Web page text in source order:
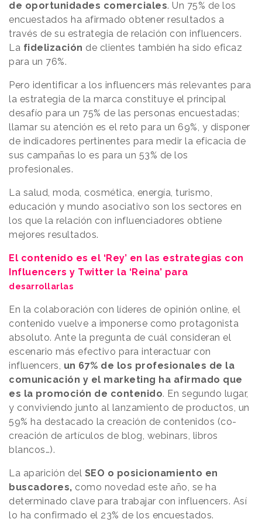
de oportunidades comerciales. Un 75% de los
encuestados ha afirmado obtener resultados a
través de su estrategia de relación con influencers.
La fidelización de clientes también ha sido eficaz
para un 76%.
Pero identificar a los influencers más relevantes para
la estrategia de la marca constituye el principal
desafío para un 75% de las personas encuestadas;
llamar su atención es el reto para un 69%, y disponer
de indicadores pertinentes para medir la eficacia de
sus campañas lo es para un 53% de los
profesionales.
La salud, moda, cosmética, energía, turismo,
educación y mundo asociativo son los sectores en
los que la relación con influenciadores obtiene
mejores resultados.
El contenido es el ‘Rey’ en las estrategias con
Influencers y Twitter la ‘Reina’ para
desarrollarlas
En la colaboración con líderes de opinión online, el
contenido vuelve a imponerse como protagonista
absoluto. Ante la pregunta de cuál consideran el
escenario más efectivo para interactuar con
influencers, un 67% de los profesionales de la
comunicación y el marketing ha afirmado que
es la promoción de contenido. En segundo lugar,
y conviviendo junto al lanzamiento de productos, un
59% ha destacado la creación de contenidos (co-
creación de artículos de blog, webinars, libros
blancos…).
La aparición del SEO o posicionamiento en
buscadores, como novedad este año, se ha
determinado clave para trabajar con influencers. Así
lo ha confirmado el 23% de los encuestados.